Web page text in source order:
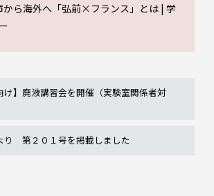
ら海外へ「弘前×フランス」とは | 学
け】廃液講習会を開催（実験室関係者対
り 第２０１号を掲載しました